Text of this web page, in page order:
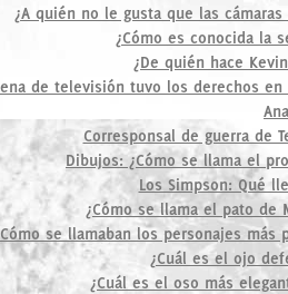
¿A quién no le gusta que las
¿Cómo es conocida la
¿De quién hace
de televisión tuvo los derechos en
Corresponsal de guerra de
Dibujos: ¿Cómo se llama el
Los Simpson: Qué
¿Cómo se llama el pato de
se llamaban los personajes
¿Cuál es el ojo
¿Cuál es el oso más